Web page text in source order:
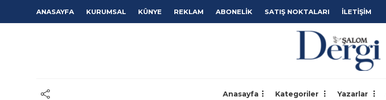
ANASAYFA KURUMSAL KÜNYE REKLAM ABONELİK SATIŞ NOKTALARI İLETİŞİM
Anasayfa Kategoriler Yazarlar